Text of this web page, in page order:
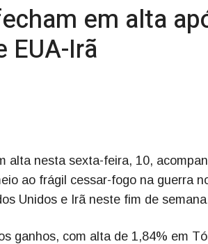
em alta
EUA-Irã
alta nesta sexta-feira, 10,
ao frágil cessar-fogo na guerra
Unidos e Irã neste fim de
ganhos, com alta de 1,84% em